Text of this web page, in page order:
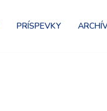
PRÍSPEVKY